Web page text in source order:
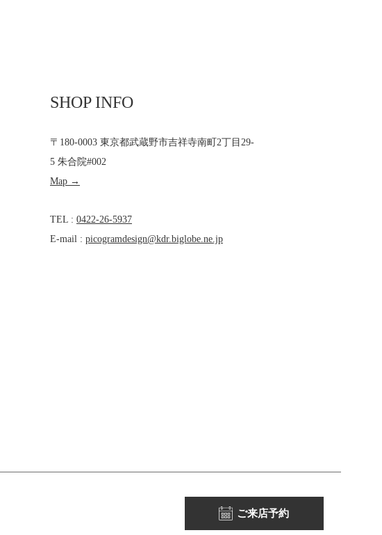
SHOP INFO
〒180-0003 東京都武蔵野市吉祥寺南町2丁目29-
5 朱合院#002
Map →
TEL : 0422-26-5937
E-mail : picogramdesign@kdr.biglobe.ne.jp
ご来店予約